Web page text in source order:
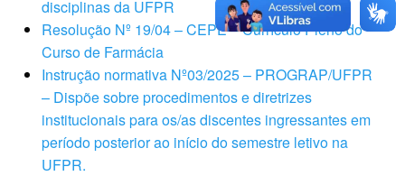
disciplinas da UFPR
Resolução Nº 19/04 – CEPE – Currículo Pleno do
Curso de Farmácia
Instrução normativa Nº03/2025 – PROGRAP/UFPR
– Dispõe sobre procedimentos e diretrizes
institucionais para os/as discentes ingressantes em
período posterior ao início do semestre letivo na
UFPR.